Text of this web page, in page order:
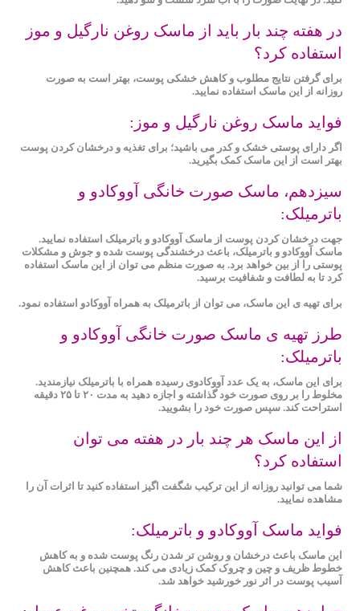
در هفته چند بار باید از ماسک روغن نارگیل و موز
استفاده کرد؟
برای گرفتن نتایج مطلوب و کاهش خشکی پوست، بهتر است به صورت
روزانه از این ماسک استفاده نمایید.
فواید ماسک روغن نارگیل و موز:
اگر دارای پوستی خشک و کدر می باشید؛ برای تغذیه‌‌ و درخشان کردن پوست
بهتر است از این ماسک کمک بگیرید.
سیزدهم، ماسک صورت خانگی آووکادو و
باترمیلک:
جهت درخشان کردن پوست از ماسک آووکادو و باترمیلک استفاده نمایید.
ماسک آووکادو و باترمیلک، باعث درخشندگی پوست شده و جوش و مشکلات
پوستی را از بین خواهد برد. به صورت منظم می توان از این ماسک استفاده
کرد تا به لطافت و شفافیت برسید.
برای تهیه ی این ماسک، می توان از باترمیلک به همراه آووکادو استفاده نمود.
طرز تهیه ی ماسک صورت خانگی آووکادو و
باترمیلک:
برای این ماسک، به یک عدد آووکادوی رسیده همراه با باترمیلک نیازمندید.
مخلوط را بر روی صورت خود گذاشته و اجازه دهید به مدت ۲۰ تا ۲۵ دقیقه
استراحت کند. سپس صورت خود را بشویید.
از این ماسک هر چند بار در هفته می توان
استفاده کرد؟
شما می ‌توانید روزانه از این ترکیب شگفت اگیز استفاده کنید تا اثرات آن را
مشاهده نمایید.
فواید ماسک آووکادو و باترمیلک:
این ماسک باعث درخشان و روشن‌ تر شدن رنگ پوست شده و به کاهش
خطوط ظریف و چین‌ و چروک کمک زیادی می کند. همچنین باعث کاهش
آسیب‌ پوست در اثر نور خورشید خواهد شد.